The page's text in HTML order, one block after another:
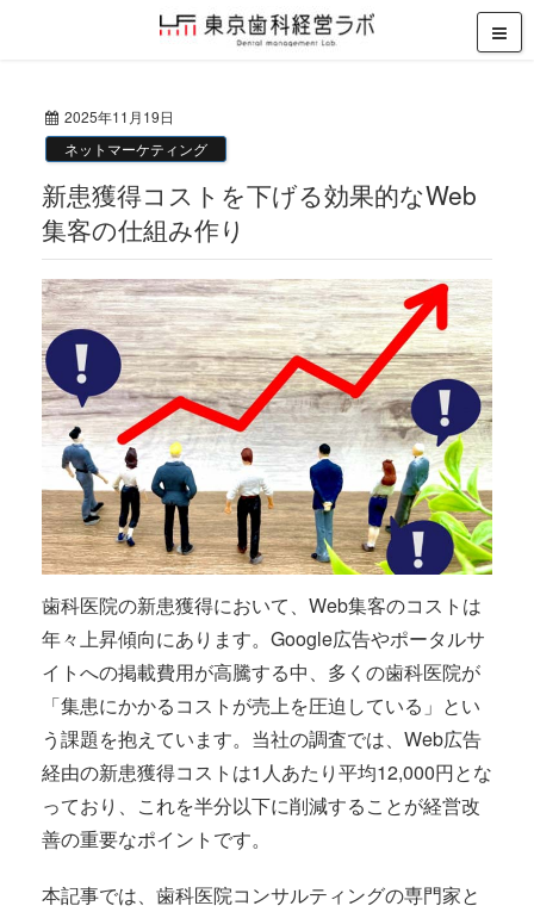
2025年11月19日
ネットマーケティング
新患獲得コストを下げる効果的なWeb
集客の仕組み作り
歯科医院の新患獲得において、Web集客のコストは
年々上昇傾向にあります。Google広告やポータルサ
イトへの掲載費用が高騰する中、多くの歯科医院が
「集患にかかるコストが売上を圧迫している」とい
う課題を抱えています。当社の調査では、Web広告
経由の新患獲得コストは1人あたり平均12,000円とな
っており、これを半分以下に削減することが経営改
善の重要なポイントです。
本記事では、歯科医院コンサルティングの専門家と